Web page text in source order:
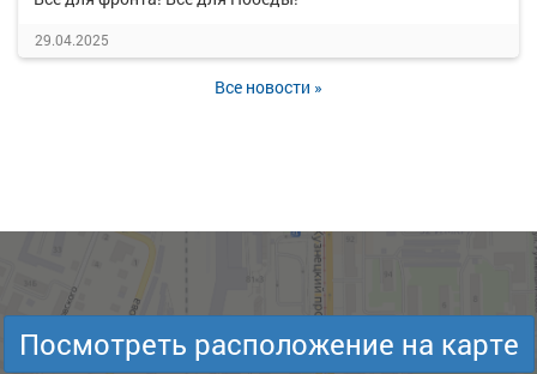
29.04.2025
Все новости »
Посмотреть расположение на карте